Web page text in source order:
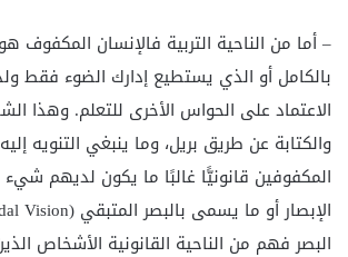
– أما من الناحية التربية فالإنسان المكفوف
بالكامل أو الذي يستطيع إدارك الضوء فقط
الاعتماد على الحواس الأخرى للتعلم. وهذا
والكتابة عن طريق بريل، وما ينبغي التنويه
المكفوفين قانونيًّا غالبًا ما يكون لديهم
البصر فهم من الناحية القانونية الأشخاص